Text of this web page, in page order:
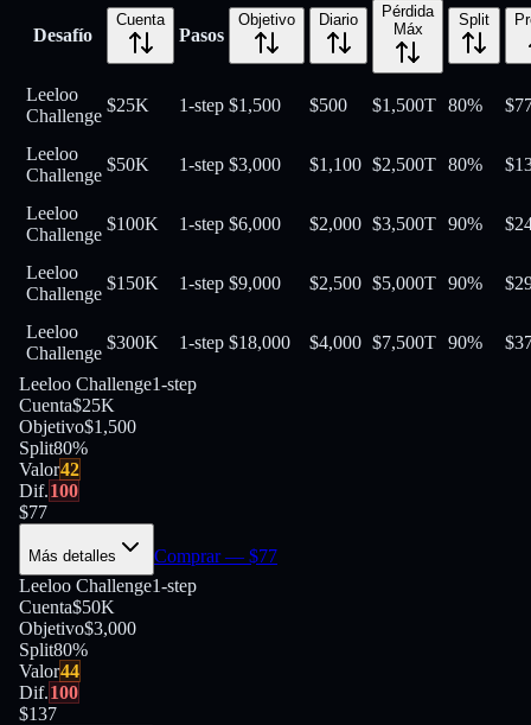
Desafío
Cuenta
Pasos
Objetivo Diario
Pérdida
Máx
Split
Leeloo
Challenge
$25K 1-step $1,500 $500 $1,500T 80% $
Leeloo
Challenge
$50K 1-step $3,000 $1,100 $2,500T 80% $
Leeloo
Challenge
$100K 1-step $6,000 $2,000 $3,500T 90% $
Leeloo
Challenge
$150K 1-step $9,000 $2,500 $5,000T 90% $
Leeloo
Challenge
$300K 1-step $18,000 $4,000 $7,500T 90% $
Leeloo Challenge1-step
Cuenta$25K
Objetivo$1,500
Split80%
Valor42
Dif.100
$77
Más detalles Comprar— $77
Leeloo Challenge1-step
Cuenta$50K
Objetivo$3,000
Split80%
Valor44
Dif.100
$137